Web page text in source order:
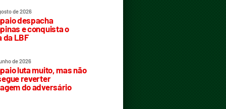
de 2026
despacha
e conquista o
da LBF
de 2026
luta muito, mas não
reverter
do adversário